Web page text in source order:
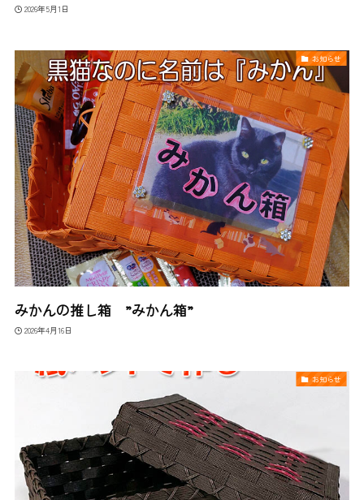
2026年5月1日
お知らせ
みかんの推し箱 ”みかん箱”
2026年4月16日
お知らせ